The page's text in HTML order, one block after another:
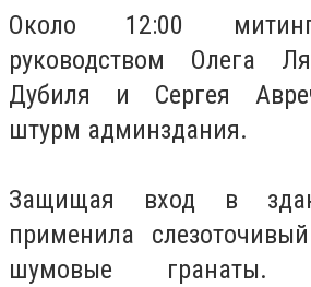
Около 12:00
руководством Олега
Дубиля и Сергея
штурм админздания.
Защищая вход в
применила
шумовые гранаты.